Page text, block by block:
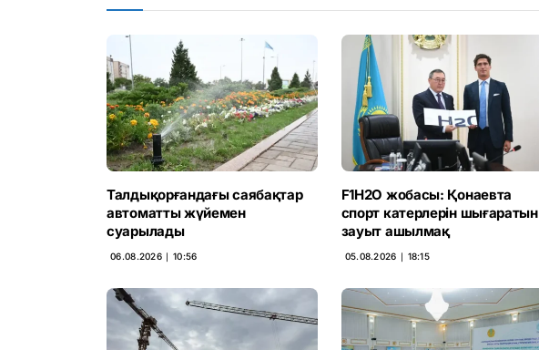
Талдықорғандағы саябақтар
автоматты жүйемен
суарылады
06.08.2026 ∣ 10:56
F1H2O жобасы: Қонаевта
спорт катерлерін шығаратын
зауыт ашылмақ
05.08.2026 ∣ 18:15